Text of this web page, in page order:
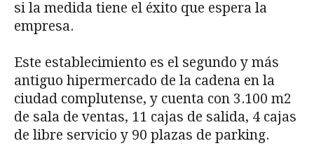
si la medida tiene el éxito que espera la
empresa.
Este establecimiento es el segundo y más
antiguo hipermercado de la cadena en la
ciudad complutense, y cuenta con 3.100 m2
de sala de ventas, 11 cajas de salida, 4 cajas
de libre servicio y 90 plazas de parking.